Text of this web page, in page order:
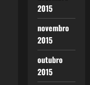
2015
novembro
2015
outubro
2015